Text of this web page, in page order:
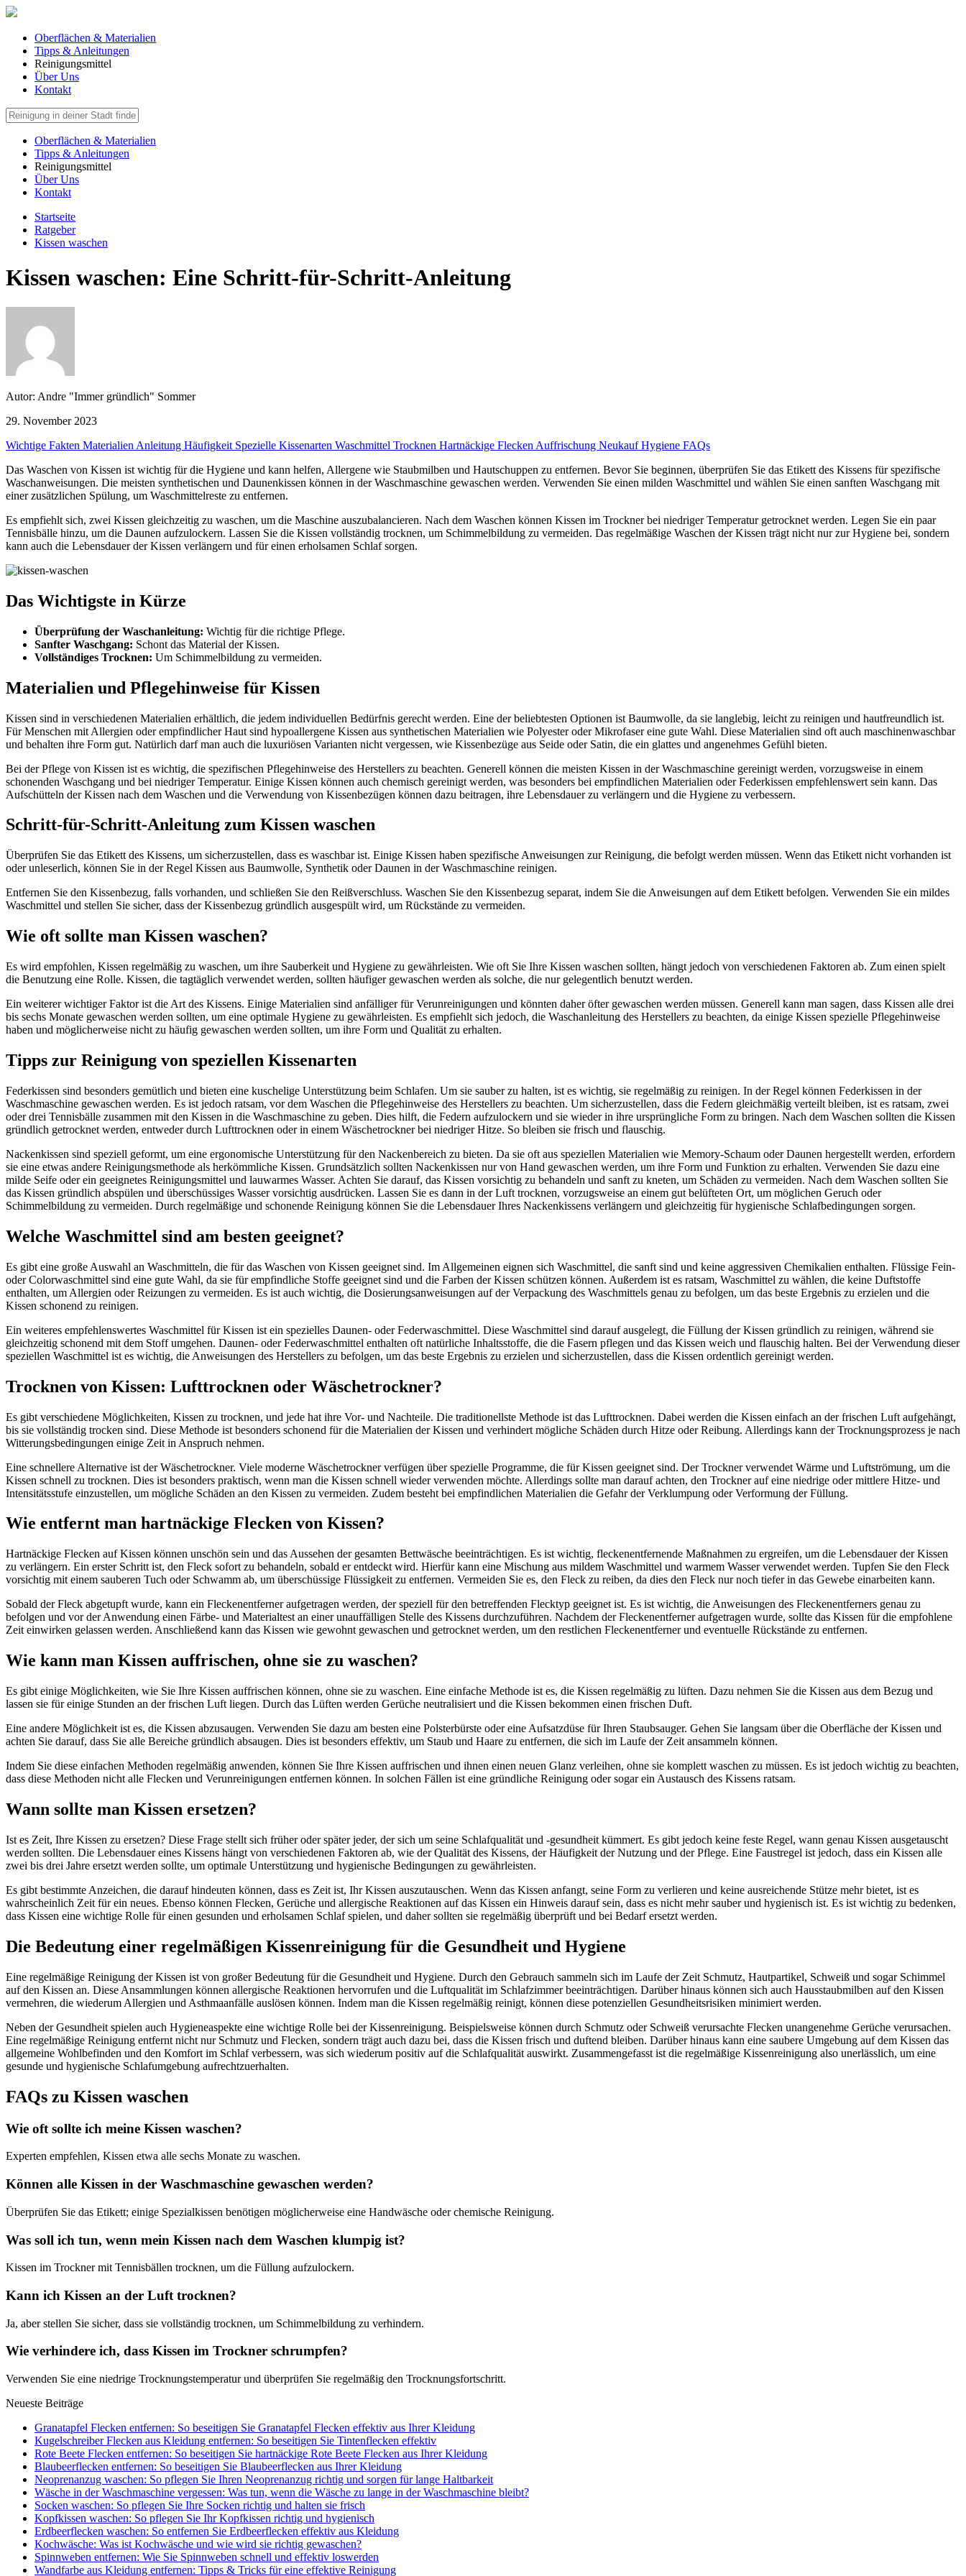
Oberflächen & Materialien
Tipps & Anleitungen
Reinigungsmittel
Über Uns
Kontakt
Oberflächen & Materialien
Tipps & Anleitungen
Reinigungsmittel
Über Uns
Kontakt
Startseite
Ratgeber
Kissen waschen
Kissen waschen: Eine Schritt-für-Schritt-Anleitung
Autor: Andre "Immer gründlich" Sommer
29. November 2023
Wichtige Fakten Materialien Anleitung Häufigkeit Spezielle Kissenarten Waschmittel Trocknen Hartnäckige Flecken Auffrischung NeukaufHygiene FAQs
Das Waschen von Kissen ist wichtig für die Hygiene und kann helfen, Allergene wie Staubmilben und Hautschuppen zu entfernen. Bevor Sie beginnen, überprüfen Sie das Etikett des Kissens für spezifische
Waschanweisungen. Die meisten synthetischen und Daunenkissen können in der Waschmaschine gewaschen werden. Verwenden Sie einen milden Waschmittel und wählen Sie einen sanften Waschgang mit
einer zusätzlichen Spülung, um Waschmittelreste zu entfernen.
Es empfiehlt sich, zwei Kissen gleichzeitig zu waschen, um die Maschine auszubalancieren. Nach dem Waschen können Kissen im Trockner bei niedriger Temperatur getrocknet werden. Legen Sie ein paar
Tennisbälle hinzu, um die Daunen aufzulockern. Lassen Sie die Kissen vollständig trocknen, um Schimmelbildung zu vermeiden. Das regelmäßige Waschen der Kissen trägt nicht nur zur Hygiene bei, sondern
kann auch die Lebensdauer der Kissen verlängern und für einen erholsamen Schlaf sorgen.
Das Wichtigste in Kürze
Überprüfung der Waschanleitung: Wichtig für die richtige Pflege.
Sanfter Waschgang: Schont das Material der Kissen.
Vollständiges Trocknen: Um Schimmelbildung zu vermeiden.
Materialien und Pflegehinweise für Kissen
Kissen sind in verschiedenen Materialien erhältlich, die jedem individuellen Bedürfnis gerecht werden. Eine der beliebtesten Optionen ist Baumwolle, da sie langlebig, leicht zu reinigen und hautfreundlich ist.
Für Menschen mit Allergien oder empfindlicher Haut sind hypoallergene Kissen aus synthetischen Materialien wie Polyester oder Mikrofaser eine gute Wahl. Diese Materialien sind oft auch maschinenwaschbar
und behalten ihre Form gut. Natürlich darf man auch die luxuriösen Varianten nicht vergessen, wie Kissenbezüge aus Seide oder Satin, die ein glattes und angenehmes Gefühl bieten.
Bei der Pflege von Kissen ist es wichtig, die spezifischen Pflegehinweise des Herstellers zu beachten. Generell können die meisten Kissen in der Waschmaschine gereinigt werden, vorzugsweise in einem
schonenden Waschgang und bei niedriger Temperatur. Einige Kissen können auch chemisch gereinigt werden, was besonders bei empfindlichen Materialien oder Federkissen empfehlenswert sein kann. Das
Aufschütteln der Kissen nach dem Waschen und die Verwendung von Kissenbezügen können dazu beitragen, ihre Lebensdauer zu verlängern und die Hygiene zu verbessern.
Schritt-für-Schritt-Anleitung zum Kissen waschen
Überprüfen Sie das Etikett des Kissens, um sicherzustellen, dass es waschbar ist. Einige Kissen haben spezifische Anweisungen zur Reinigung, die befolgt werden müssen. Wenn das Etikett nicht vorhanden ist
oder unleserlich, können Sie in der Regel Kissen aus Baumwolle, Synthetik oder Daunen in der Waschmaschine reinigen.
Entfernen Sie den Kissenbezug, falls vorhanden, und schließen Sie den Reißverschluss. Waschen Sie den Kissenbezug separat, indem Sie die Anweisungen auf dem Etikett befolgen. Verwenden Sie ein mildes
Waschmittel und stellen Sie sicher, dass der Kissenbezug gründlich ausgespült wird, um Rückstände zu vermeiden.
Wie oft sollte man Kissen waschen?
Es wird empfohlen, Kissen regelmäßig zu waschen, um ihre Sauberkeit und Hygiene zu gewährleisten. Wie oft Sie Ihre Kissen waschen sollten, hängt jedoch von verschiedenen Faktoren ab. Zum einen spielt
die Benutzung eine Rolle. Kissen, die tagtäglich verwendet werden, sollten häufiger gewaschen werden als solche, die nur gelegentlich benutzt werden.
Ein weiterer wichtiger Faktor ist die Art des Kissens. Einige Materialien sind anfälliger für Verunreinigungen und könnten daher öfter gewaschen werden müssen. Generell kann man sagen, dass Kissen alle drei
bis sechs Monate gewaschen werden sollten, um eine optimale Hygiene zu gewährleisten. Es empfiehlt sich jedoch, die Waschanleitung des Herstellers zu beachten, da einige Kissen spezielle Pflegehinweise
haben und möglicherweise nicht zu häufig gewaschen werden sollten, um ihre Form und Qualität zu erhalten.
Tipps zur Reinigung von speziellen Kissenarten
Federkissen sind besonders gemütlich und bieten eine kuschelige Unterstützung beim Schlafen. Um sie sauber zu halten, ist es wichtig, sie regelmäßig zu reinigen. In der Regel können Federkissen in der
Waschmaschine gewaschen werden. Es ist jedoch ratsam, vor dem Waschen die Pflegehinweise des Herstellers zu beachten. Um sicherzustellen, dass die Federn gleichmäßig verteilt bleiben, ist es ratsam, zwei
oder drei Tennisbälle zusammen mit den Kissen in die Waschmaschine zu geben. Dies hilft, die Federn aufzulockern und sie wieder in ihre ursprüngliche Form zu bringen. Nach dem Waschen sollten die Kissen
gründlich getrocknet werden, entweder durch Lufttrocknen oder in einem Wäschetrockner bei niedriger Hitze. So bleiben sie frisch und flauschig.
Nackenkissen sind speziell geformt, um eine ergonomische Unterstützung für den Nackenbereich zu bieten. Da sie oft aus speziellen Materialien wie Memory-Schaum oder Daunen hergestellt werden, erfordern
sie eine etwas andere Reinigungsmethode als herkömmliche Kissen. Grundsätzlich sollten Nackenkissen nur von Hand gewaschen werden, um ihre Form und Funktion zu erhalten. Verwenden Sie dazu eine
milde Seife oder ein geeignetes Reinigungsmittel und lauwarmes Wasser. Achten Sie darauf, das Kissen vorsichtig zu behandeln und sanft zu kneten, um Schäden zu vermeiden. Nach dem Waschen sollten Sie
das Kissen gründlich abspülen und überschüssiges Wasser vorsichtig ausdrücken. Lassen Sie es dann in der Luft trocknen, vorzugsweise an einem gut belüfteten Ort, um möglichen Geruch oder
Schimmelbildung zu vermeiden. Durch regelmäßige und schonende Reinigung können Sie die Lebensdauer Ihres Nackenkissens verlängern und gleichzeitig für hygienische Schlafbedingungen sorgen.
Welche Waschmittel sind am besten geeignet?
Es gibt eine große Auswahl an Waschmitteln, die für das Waschen von Kissen geeignet sind. Im Allgemeinen eignen sich Waschmittel, die sanft sind und keine aggressiven Chemikalien enthalten. Flüssige Fein-
oder Colorwaschmittel sind eine gute Wahl, da sie für empfindliche Stoffe geeignet sind und die Farben der Kissen schützen können. Außerdem ist es ratsam, Waschmittel zu wählen, die keine Duftstoffe
enthalten, um Allergien oder Reizungen zu vermeiden. Es ist auch wichtig, die Dosierungsanweisungen auf der Verpackung des Waschmittels genau zu befolgen, um das beste Ergebnis zu erzielen und die
Kissen schonend zu reinigen.
Ein weiteres empfehlenswertes Waschmittel für Kissen ist ein spezielles Daunen- oder Federwaschmittel. Diese Waschmittel sind darauf ausgelegt, die Füllung der Kissen gründlich zu reinigen, während sie
gleichzeitig schonend mit dem Stoff umgehen. Daunen- oder Federwaschmittel enthalten oft natürliche Inhaltsstoffe, die die Fasern pflegen und das Kissen weich und flauschig halten. Bei der Verwendung dieser
speziellen Waschmittel ist es wichtig, die Anweisungen des Herstellers zu befolgen, um das beste Ergebnis zu erzielen und sicherzustellen, dass die Kissen ordentlich gereinigt werden.
Trocknen von Kissen: Lufttrocknen oder Wäschetrockner?
Es gibt verschiedene Möglichkeiten, Kissen zu trocknen, und jede hat ihre Vor- und Nachteile. Die traditionellste Methode ist das Lufttrocknen. Dabei werden die Kissen einfach an der frischen Luft aufgehängt,
bis sie vollständig trocken sind. Diese Methode ist besonders schonend für die Materialien der Kissen und verhindert mögliche Schäden durch Hitze oder Reibung. Allerdings kann der Trocknungsprozess je nach
Witterungsbedingungen einige Zeit in Anspruch nehmen.
Eine schnellere Alternative ist der Wäschetrockner. Viele moderne Wäschetrockner verfügen über spezielle Programme, die für Kissen geeignet sind. Der Trockner verwendet Wärme und Luftströmung, um die
Kissen schnell zu trocknen. Dies ist besonders praktisch, wenn man die Kissen schnell wieder verwenden möchte. Allerdings sollte man darauf achten, den Trockner auf eine niedrige oder mittlere Hitze- und
Intensitätsstufe einzustellen, um mögliche Schäden an den Kissen zu vermeiden. Zudem besteht bei empfindlichen Materialien die Gefahr der Verklumpung oder Verformung der Füllung.
Wie entfernt man hartnäckige Flecken von Kissen?
Hartnäckige Flecken auf Kissen können unschön sein und das Aussehen der gesamten Bettwäsche beeinträchtigen. Es ist wichtig, fleckenentfernende Maßnahmen zu ergreifen, um die Lebensdauer der Kissen
zu verlängern. Ein erster Schritt ist, den Fleck sofort zu behandeln, sobald er entdeckt wird. Hierfür kann eine Mischung aus mildem Waschmittel und warmem Wasser verwendet werden. Tupfen Sie den Fleck
vorsichtig mit einem sauberen Tuch oder Schwamm ab, um überschüssige Flüssigkeit zu entfernen. Vermeiden Sie es, den Fleck zu reiben, da dies den Fleck nur noch tiefer in das Gewebe einarbeiten kann.
Sobald der Fleck abgetupft wurde, kann ein Fleckenentferner aufgetragen werden, der speziell für den betreffenden Flecktyp geeignet ist. Es ist wichtig, die Anweisungen des Fleckenentferners genau zu
befolgen und vor der Anwendung einen Färbe- und Materialtest an einer unauffälligen Stelle des Kissens durchzuführen. Nachdem der Fleckenentferner aufgetragen wurde, sollte das Kissen für die empfohlene
Zeit einwirken gelassen werden. Anschließend kann das Kissen wie gewohnt gewaschen und getrocknet werden, um den restlichen Fleckenentferner und eventuelle Rückstände zu entfernen.
Wie kann man Kissen auffrischen, ohne sie zu waschen?
Es gibt einige Möglichkeiten, wie Sie Ihre Kissen auffrischen können, ohne sie zu waschen. Eine einfache Methode ist es, die Kissen regelmäßig zu lüften. Dazu nehmen Sie die Kissen aus dem Bezug und
lassen sie für einige Stunden an der frischen Luft liegen. Durch das Lüften werden Gerüche neutralisiert und die Kissen bekommen einen frischen Duft.
Eine andere Möglichkeit ist es, die Kissen abzusaugen. Verwenden Sie dazu am besten eine Polsterbürste oder eine Aufsatzdüse für Ihren Staubsauger. Gehen Sie langsam über die Oberfläche der Kissen und
achten Sie darauf, dass Sie alle Bereiche gründlich absaugen. Dies ist besonders effektiv, um Staub und Haare zu entfernen, die sich im Laufe der Zeit ansammeln können.
Indem Sie diese einfachen Methoden regelmäßig anwenden, können Sie Ihre Kissen auffrischen und ihnen einen neuen Glanz verleihen, ohne sie komplett waschen zu müssen. Es ist jedoch wichtig zu beachten,
dass diese Methoden nicht alle Flecken und Verunreinigungen entfernen können. In solchen Fällen ist eine gründliche Reinigung oder sogar ein Austausch des Kissens ratsam.
Wann sollte man Kissen ersetzen?
Ist es Zeit, Ihre Kissen zu ersetzen? Diese Frage stellt sich früher oder später jeder, der sich um seine Schlafqualität und -gesundheit kümmert. Es gibt jedoch keine feste Regel, wann genau Kissen ausgetauscht
werden sollten. Die Lebensdauer eines Kissens hängt von verschiedenen Faktoren ab, wie der Qualität des Kissens, der Häufigkeit der Nutzung und der Pflege. Eine Faustregel ist jedoch, dass ein Kissen alle
zwei bis drei Jahre ersetzt werden sollte, um optimale Unterstützung und hygienische Bedingungen zu gewährleisten.
Es gibt bestimmte Anzeichen, die darauf hindeuten können, dass es Zeit ist, Ihr Kissen auszutauschen. Wenn das Kissen anfangt, seine Form zu verlieren und keine ausreichende Stütze mehr bietet, ist es
wahrscheinlich Zeit für ein neues. Ebenso können Flecken, Gerüche und allergische Reaktionen auf das Kissen ein Hinweis darauf sein, dass es nicht mehr sauber und hygienisch ist. Es ist wichtig zu bedenken,
dass Kissen eine wichtige Rolle für einen gesunden und erholsamen Schlaf spielen, und daher sollten sie regelmäßig überprüft und bei Bedarf ersetzt werden.
Die Bedeutung einer regelmäßigen Kissenreinigung für die Gesundheit und Hygiene
Eine regelmäßige Reinigung der Kissen ist von großer Bedeutung für die Gesundheit und Hygiene. Durch den Gebrauch sammeln sich im Laufe der Zeit Schmutz, Hautpartikel, Schweiß und sogar Schimmel
auf den Kissen an. Diese Ansammlungen können allergische Reaktionen hervorrufen und die Luftqualität im Schlafzimmer beeinträchtigen. Darüber hinaus können sich auch Hausstaubmilben auf den Kissen
vermehren, die wiederum Allergien und Asthmaanfälle auslösen können. Indem man die Kissen regelmäßig reinigt, können diese potenziellen Gesundheitsrisiken minimiert werden.
Neben der Gesundheit spielen auch Hygieneaspekte eine wichtige Rolle bei der Kissenreinigung. Beispielsweise können durch Schmutz oder Schweiß verursachte Flecken unangenehme Gerüche verursachen.
Eine regelmäßige Reinigung entfernt nicht nur Schmutz und Flecken, sondern trägt auch dazu bei, dass die Kissen frisch und duftend bleiben. Darüber hinaus kann eine saubere Umgebung auf dem Kissen das
allgemeine Wohlbefinden und den Komfort im Schlaf verbessern, was sich wiederum positiv auf die Schlafqualität auswirkt. Zusammengefasst ist die regelmäßige Kissenreinigung also unerlässlich, um eine
gesunde und hygienische Schlafumgebung aufrechtzuerhalten.
FAQs zu Kissen waschen
Wie oft sollte ich meine Kissen waschen?
Experten empfehlen, Kissen etwa alle sechs Monate zu waschen.
Können alle Kissen in der Waschmaschine gewaschen werden?
Überprüfen Sie das Etikett; einige Spezialkissen benötigen möglicherweise eine Handwäsche oder chemische Reinigung.
Was soll ich tun, wenn mein Kissen nach dem Waschen klumpig ist?
Kissen im Trockner mit Tennisbällen trocknen, um die Füllung aufzulockern.
Kann ich Kissen an der Luft trocknen?
Ja, aber stellen Sie sicher, dass sie vollständig trocknen, um Schimmelbildung zu verhindern.
Wie verhindere ich, dass Kissen im Trockner schrumpfen?
Verwenden Sie eine niedrige Trocknungstemperatur und überprüfen Sie regelmäßig den Trocknungsfortschritt.
Neueste Beiträge
Granatapfel Flecken entfernen: So beseitigen Sie Granatapfel Flecken effektiv aus Ihrer Kleidung
Kugelschreiber Flecken aus Kleidung entfernen: So beseitigen Sie Tintenflecken effektiv
Rote Beete Flecken entfernen: So beseitigen Sie hartnäckige Rote Beete Flecken aus Ihrer Kleidung
Blaubeerflecken entfernen: So beseitigen Sie Blaubeerflecken aus Ihrer Kleidung
Neoprenanzug waschen: So pflegen Sie Ihren Neoprenanzug richtig und sorgen für lange Haltbarkeit
Wäsche in der Waschmaschine vergessen: Was tun, wenn die Wäsche zu lange in der Waschmaschine bleibt?
Socken waschen: So pflegen Sie Ihre Socken richtig und halten sie frisch
Kopfkissen waschen: So pflegen Sie Ihr Kopfkissen richtig und hygienisch
Erdbeerflecken waschen: So entfernen Sie Erdbeerflecken effektiv aus Kleidung
Kochwäsche: Was ist Kochwäsche und wie wird sie richtig gewaschen?
Spinnweben entfernen: Wie Sie Spinnweben schnell und effektiv loswerden
Wandfarbe aus Kleidung entfernen: Tipps & Tricks für eine effektive Reinigung